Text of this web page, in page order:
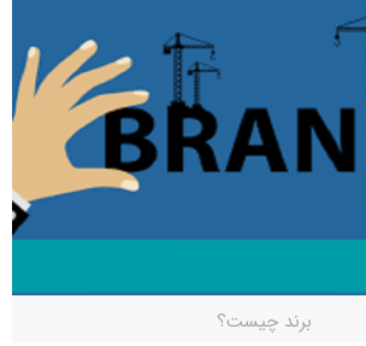
برند چیست؟